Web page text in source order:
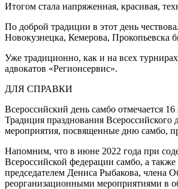
Итогом стала напряженная, красивая,
По доброй традиции в этот день
Новокузнецка, Кемерова, Прокопьевска
Уже традиционно, как и на всех
адвокатов «Регионсервис».
ДЛЯ СПРАВКИ
Всероссийский день самбо отмечается
Традиция празднования
мероприятия, посвященные дню самбо,
Напомним, что в июне 2022 года при
Всероссийской федерации самбо, а
председателем Дениса Рыбакова, члена
реорганизационными мероприятиями в